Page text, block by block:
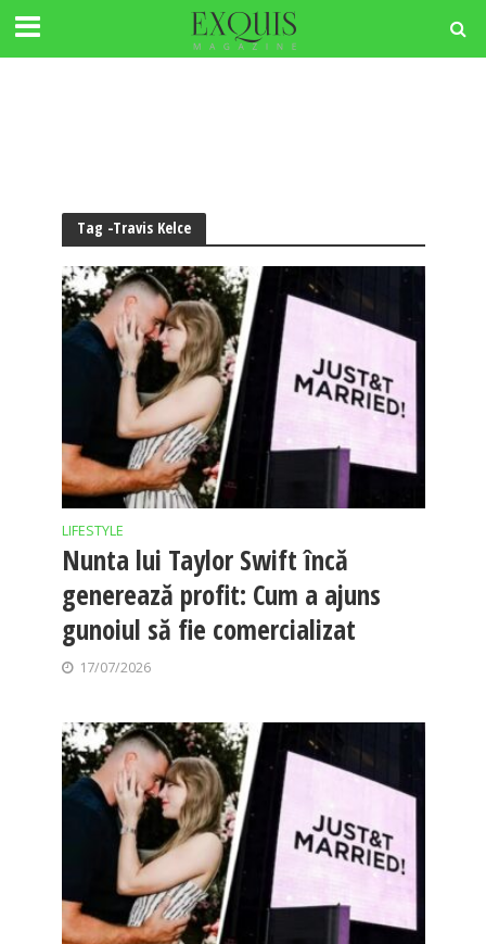
Tag -Travis Kelce
LIFESTYLE
Nunta lui Taylor Swift încă
generează profit: Cum a ajuns
gunoiul să fie comercializat
17/07/2026